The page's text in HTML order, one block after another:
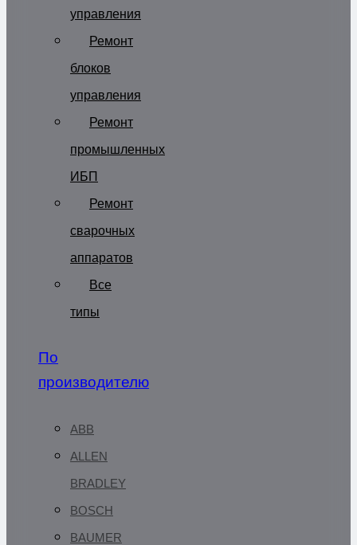
управления
Ремонт
блоков
управления
Ремонт
промышленных
ИБП
Ремонт
сварочных
аппаратов
Все
типы
По
производителю
ABB
ALLEN
BRADLEY
BOSCH
BAUMER